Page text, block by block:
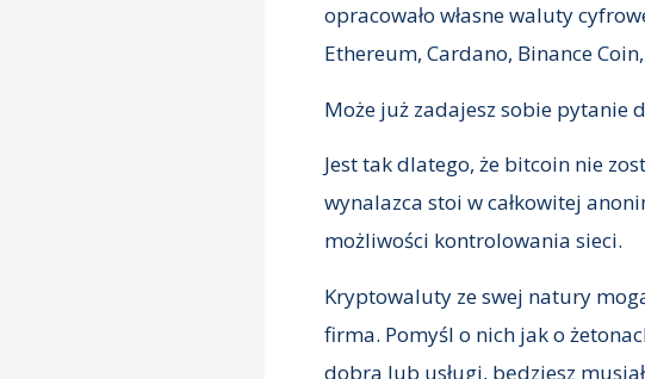
opracowało własne waluty
Ethereum, Cardano, Binance
Może już zadajesz sobie pytanie
Jest tak dlatego, że bitcoin nie
wynalazca stoi w całkowitej
możliwości kontrolowania sieci.
Kryptowaluty ze swej natury
firma. Pomyśl o nich jak o
dobra lub usługi, będziesz